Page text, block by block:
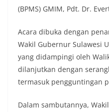
(BPMS) GMIM, Pdt. Dr.
Acara dibuka dengan
Wakil Gubernur Sulawesi
yang didampingi oleh
dilanjutkan dengan
termasuk pengguntingan
Dalam sambutannya,